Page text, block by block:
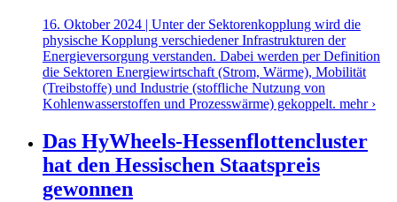
16. Oktober 2024 | Unter der Sektorenkopplung wird die
physische Kopplung verschiedener Infrastrukturen der
Energieversorgung verstanden. Dabei werden per Definition
die Sektoren Energiewirtschaft (Strom, Wärme), Mobilität
(Treibstoffe) und Industrie (stoffliche Nutzung von
Kohlenwasserstoffen und Prozesswärme) gekoppelt. mehr ›
Das HyWheels-Hessenflottencluster
hat den Hessischen Staatspreis
gewonnen